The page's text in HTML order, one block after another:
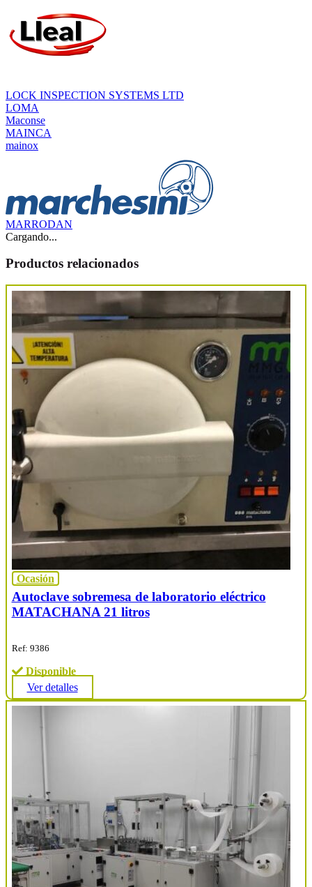
LOCK INSPECTION SYSTEMS LTD
LOMA
Maconse
MAINCA
mainox
MARRODAN
Cargando...
Productos relacionados
Ocasión
Autoclave sobremesa de laboratorio eléctrico
MATACHANA 21 litros
Ref: 9386
Disponible
Ver detalles